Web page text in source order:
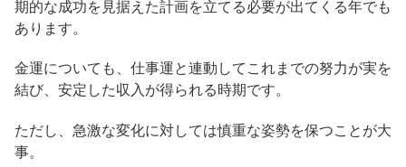
期的な成功を見据えた計画を立てる必要が出てくる年でも
あります。
金運についても、仕事運と連動してこれまでの努力が実を
結び、安定した収入が得られる時期です。
ただし、急激な変化に対しては慎重な姿勢を保つことが大
事。